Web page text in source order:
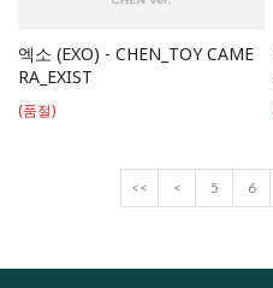
엑소 (EXO) - CHEN_TOY CAME
RA_EXIST
(품절)
<< < 5 6